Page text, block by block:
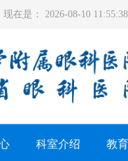
在是： 2026-08-10
科室介绍 教